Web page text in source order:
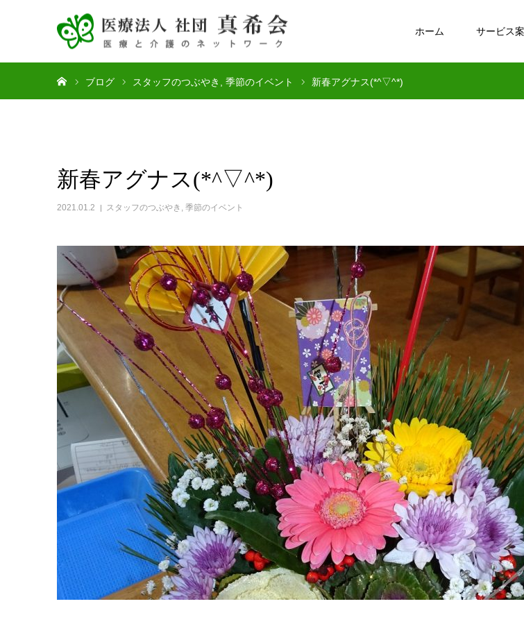
ホーム サービス
ブログ スタッフのつぶやき 季節のイベント 新春アグナス(*^▽^*)
新春アグナス(*^▽^*)
2021.01.2 スタッフのつぶやき , 季節のイベント